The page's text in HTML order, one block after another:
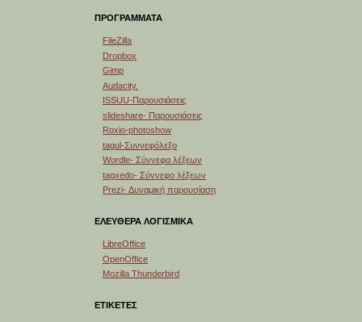
ΠΡΟΓΡΑΜΜΑΤΑ
FileZilla
Dropbox
Gimp
Audacity.
ISSUU-Παρουσιάσεις
slideshare- Παρουσιάσεις
Roxio-photoshow
tagul-Συννεφόλεξο
Wordle- Σύννεφα λέξεων
tagxedo- Σύννεφο λέξεων
Prezi- Δυναμική παρουσίαση
ΕΛΕΥΘΕΡΑ ΛΟΓΙΣΜΙΚΑ
LibreOffice
OpenOffice
Mozilla Thunderbird
ΕΤΙΚΕΤΕΣ